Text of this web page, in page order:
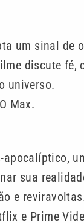
um sinal de
discute fé,
universo.
Max.
apocalíptico,
sua
e
e Prime